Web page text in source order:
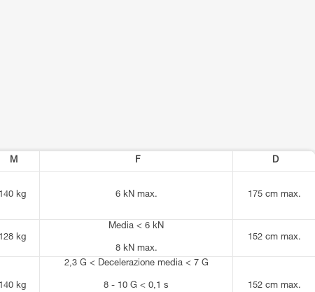
M F D
140 kg 6 kN max. 175 cm max.
128 kg
Media < 6 kN
8 kN max.
152 cm max.
140 kg
2,3 G < Decelerazione media < 7 G
8 - 10 G < 0,1 s 152 cm max.